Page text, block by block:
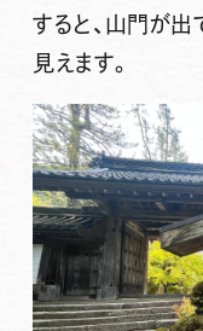
すると、山門が出
見えます。